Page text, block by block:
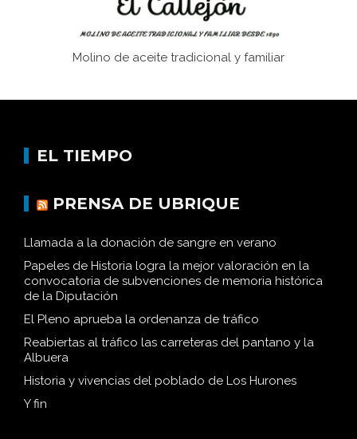
Molino de aceite tradicional y familiar
EL TIEMPO
PRENSA DE UBRIQUE
Llamada a la donación de sangre en verano
Papeles de Historia logra la mejor valoración en la
convocatoria de subvenciones de memoria histórica
de la Diputación
El Pleno aprueba la ordenanza de tráfico
Reabiertas al tráfico las carreteras del pantano y la
Albuera
Historia y vivencias del poblado de Los Hurones
Y fin